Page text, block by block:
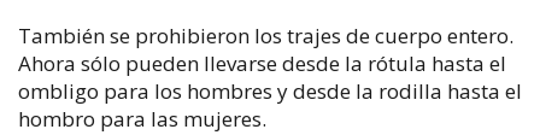
También se prohibieron los trajes de cuerpo entero.
Ahora sólo pueden llevarse desde la rótula hasta el
ombligo para los hombres y desde la rodilla hasta el
hombro para las mujeres.